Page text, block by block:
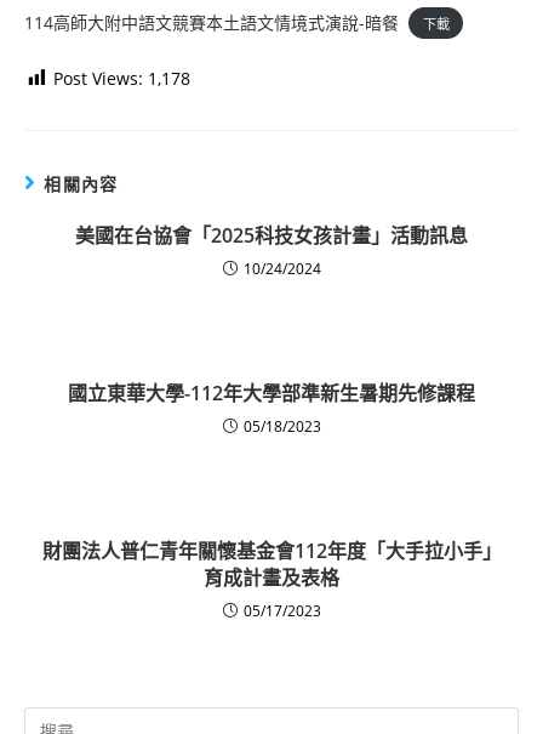
114高師大附中語文競賽本土語文情境式演說-暗餐 下載
Post Views: 1,178
相關內容
美國在台協會「2025科技女孩計畫」活動訊息
10/24/2024
國立東華大學-112年大學部準新生暑期先修課程
05/18/2023
財團法人普仁青年關懷基金會112年度「大手拉小手」
育成計畫及表格
05/17/2023
Search